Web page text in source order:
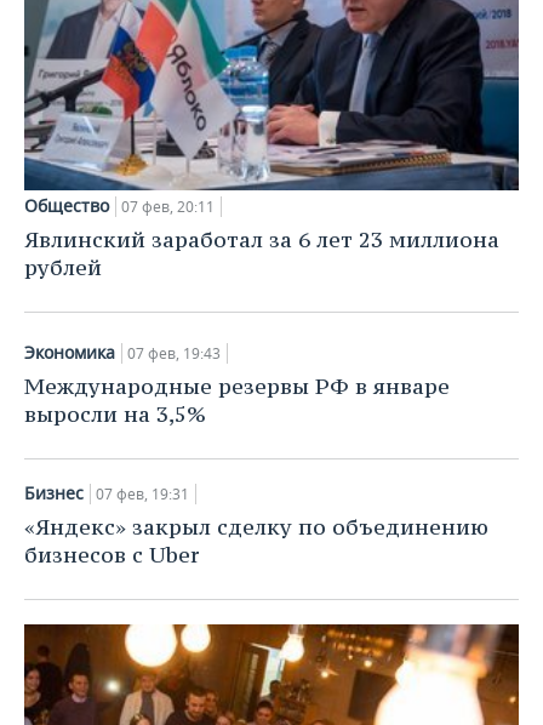
Общество 07 фев, 20:11
Явлинский заработал за 6 лет 23 миллиона
рублей
Экономика 07 фев, 19:43
Международные резервы РФ в январе
выросли на 3,5%
Бизнес 07 фев, 19:31
«Яндекс» закрыл сделку по объединению
бизнесов с Uber